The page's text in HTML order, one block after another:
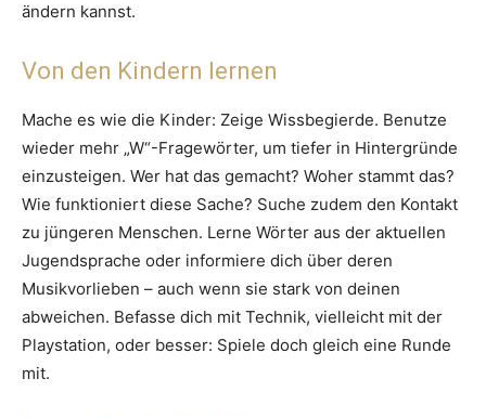
ändern kannst.
Von den Kindern lernen
Mache es wie die Kinder: Zeige Wissbegierde. Benutze
wieder mehr „W“-Fragewörter, um tiefer in Hintergründe
einzusteigen. Wer hat das gemacht? Woher stammt das?
Wie funktioniert diese Sache? Suche zudem den Kontakt
zu jüngeren Menschen. Lerne Wörter aus der aktuellen
Jugendsprache oder informiere dich über deren
Musikvorlieben – auch wenn sie stark von deinen
abweichen. Befasse dich mit Technik, vielleicht mit der
Playstation, oder besser: Spiele doch gleich eine Runde
mit.